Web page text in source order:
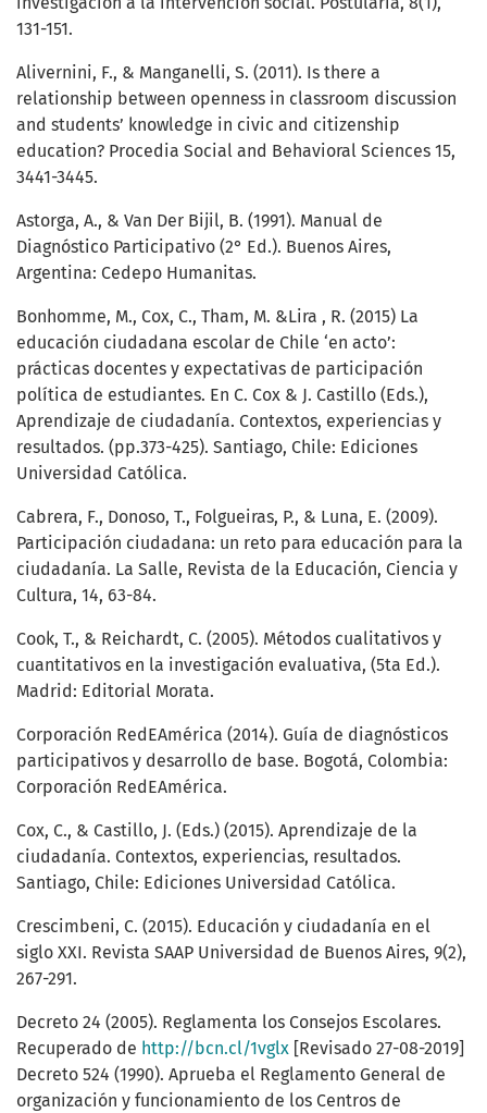
131-151.
Alivernini, F., & Manganelli, S. (2011). Is there a
relationship between openness in classroom discussion
and students’ knowledge in civic and citizenship
education? Procedia Social and Behavioral Sciences 15,
3441-3445.
Astorga, A., & Van Der Bijil, B. (1991). Manual de
Diagnóstico Participativo (2° Ed.). Buenos Aires,
Argentina: Cedepo Humanitas.
Bonhomme, M., Cox, C., Tham, M. &Lira , R. (2015) La
educación ciudadana escolar de Chile ‘en acto’:
prácticas docentes y expectativas de participación
política de estudiantes. En C. Cox & J. Castillo (Eds.),
Aprendizaje de ciudadanía. Contextos, experiencias y
resultados. (pp.373-425). Santiago, Chile: Ediciones
Universidad Católica.
Cabrera, F., Donoso, T., Folgueiras, P., & Luna, E. (2009).
Participación ciudadana: un reto para educación para la
ciudadanía. La Salle, Revista de la Educación, Ciencia y
Cultura, 14, 63-84.
Cook, T., & Reichardt, C. (2005). Métodos cualitativos y
cuantitativos en la investigación evaluativa, (5ta Ed.).
Madrid: Editorial Morata.
Corporación RedEAmérica (2014). Guía de diagnósticos
participativos y desarrollo de base. Bogotá, Colombia:
Corporación RedEAmérica.
Cox, C., & Castillo, J. (Eds.) (2015). Aprendizaje de la
ciudadanía. Contextos, experiencias, resultados.
Santiago, Chile: Ediciones Universidad Católica.
Crescimbeni, C. (2015). Educación y ciudadanía en el
siglo XXI. Revista SAAP Universidad de Buenos Aires, 9(2),
267-291.
Decreto 24 (2005). Reglamenta los Consejos Escolares.
Recuperado de http://bcn.cl/1vglx [Revisado 27-08-2019]
Decreto 524 (1990). Aprueba el Reglamento General de
organización y funcionamiento de los Centros de